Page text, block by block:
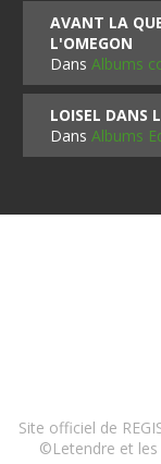
AVANT LA
L'OMEGON
DansAlbums
LOISEL DANS
DansAlbums
Site officiel de
©Letendre et les